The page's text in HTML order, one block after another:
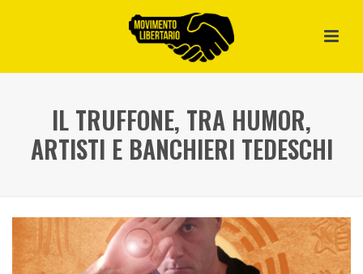
IL TRUFFONE, TRA HUMOR,
ARTISTI E BANCHIERI TEDESCHI